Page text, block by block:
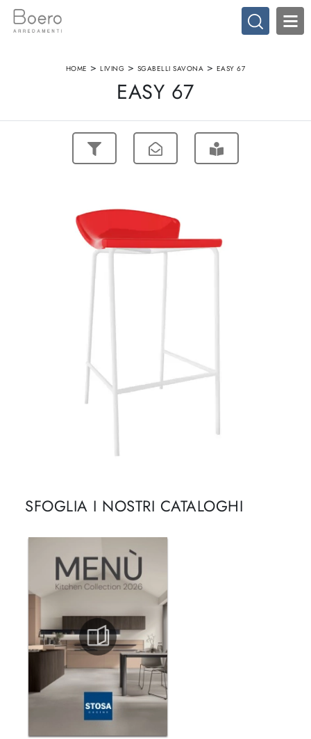
HOME >LIVING > SGABELLI SAVONA > EASY 67
EASY 67
SFOGLIA I NOSTRI CATALOGHI